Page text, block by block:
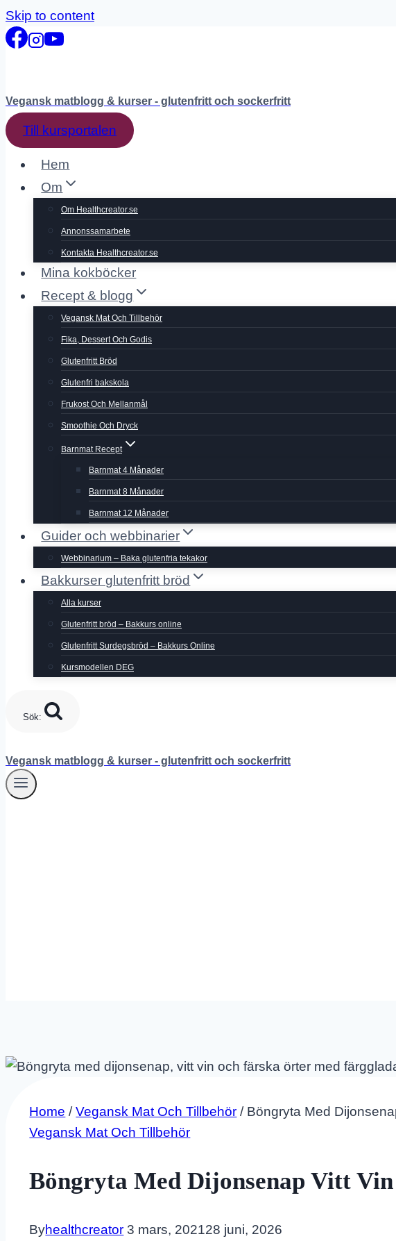
Skip to content
Vegansk matblogg & kurser - glutenfritt och sockerfritt
Till kursportalen
Hem
Om
Om Healthcreator.se
Annonssamarbete
Kontakta Healthcreator.se
Mina kokböcker
Recept & blogg
Vegansk Mat Och Tillbehör
Fika, Dessert Och Godis
Glutenfritt Bröd
Glutenfri bakskola
Frukost Och Mellanmål
Smoothie Och Dryck
Barnmat Recept
Barnmat 4 Månader
Barnmat 8 Månader
Barnmat 12 Månader
Guider och webbinarier
Webbinarium – Baka glutenfria tekakor
Bakkurser glutenfritt bröd
Alla kurser
Glutenfritt bröd – Bakkurs online
Glutenfritt Surdegsbröd – Bakkurs Online
Kursmodellen DEG
Sök:
Vegansk matblogg & kurser - glutenfritt och sockerfritt
Home / Vegansk Mat Och Tillbehör / Böngryta Med
Vegansk Mat Och Tillbehör
Böngryta Med Dijonsenap Vitt
Byhealthcreator 3 mars, 202128 juni, 2026